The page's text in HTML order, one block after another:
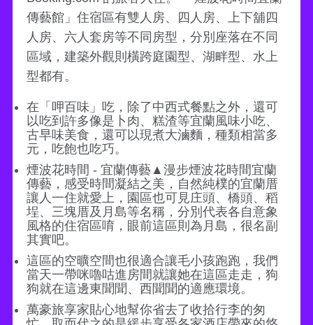
傳藝館」住宿區有雙人房、四人房、上下舖四
人房、六人套房等不同房型，分別座落在不同
區域，建築外觀則橫跨庭園型、湖畔型、水上
型都有。
在「呷百味」吃，除了中西式餐點之外，還可
以吃到許多像是卜肉、糕渣等宜蘭風味小吃、
古早味美食，還可以現煮大滷麵，種類相當多
元，吃飽也吃巧。
煙波花時間 - 宜蘭傳藝▲漫步煙波花時間宜蘭
傳藝，感受時間凝結之美，自然純樸的宜蘭厝
讓人一住就愛上，園區也可見庄頭、橋頭、稻
埕、三塊厝及月島等名稱，分別代表各自意象
風格的住宿區唷，眼前這區則為月島，很名副
其實吧。
這區的空曠空間也很適合讓毛小孩跑跑，我們
當天一帶咪嚕咕進房間就讓她在這區走走，狗
狗就在這邊東聞聞、西聞聞的適應環境。
萬豪旅享家貼心地幫你省去了收拾行李的匆